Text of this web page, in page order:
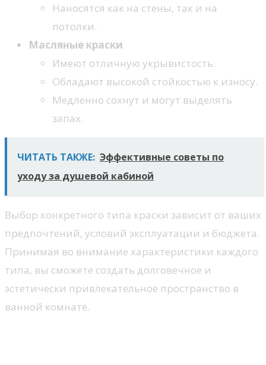
Наносятся как на стены, так и на
потолки.
Масляные краски
Имеют отличную укрывистость.
Обладают высокой стойкостью к износу.
Медленно сохнут и могут выделять
запах.
ЧИТАТЬ ТАКЖЕ: Эффективные советы по
уходу за душевой кабиной
Выбор конкретного типа краски зависит от ваших
предпочтений, условий эксплуатации и бюджета.
Принимая во внимание характеристики каждого
типа, вы сможете создать долговечное и
эстетически привлекательное пространство в
ванной комнате.